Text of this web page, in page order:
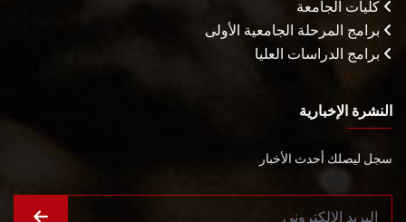
كليات الجامعة
برامج المرحلة الجامعية الأولى
برامج الدراسات العليا
النشرة الإخبارية
سجل ليصلك أحدث الأخبار